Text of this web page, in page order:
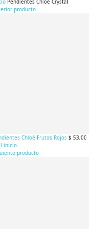
producto
Chloé Frutos Rojos $ 53,00
inicio
producto